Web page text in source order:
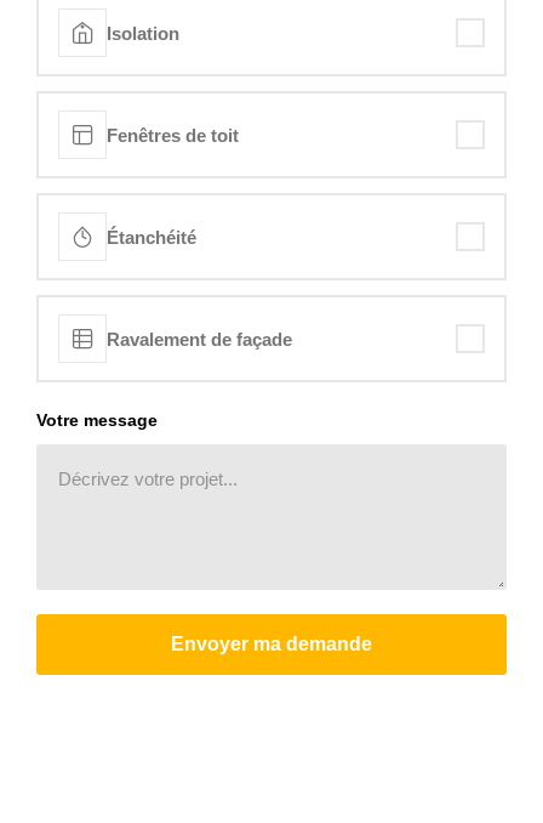
Isolation
Fenêtres de toit
Étanchéité
Ravalement de façade
Votre message
Envoyer ma demande